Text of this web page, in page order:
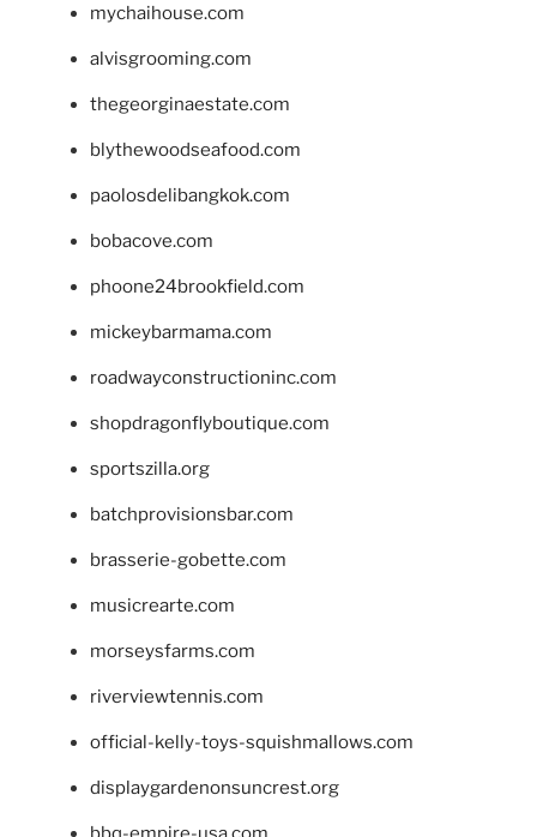
mychaihouse.com
alvisgrooming.com
thegeorginaestate.com
blythewoodseafood.com
paolosdelibangkok.com
bobacove.com
phoone24brookfield.com
mickeybarmama.com
roadwayconstructioninc.com
shopdragonflyboutique.com
sportszilla.org
batchprovisionsbar.com
brasserie-gobette.com
musicrearte.com
morseysfarms.com
riverviewtennis.com
official-kelly-toys-squishmallows.com
displaygardenonsuncrest.org